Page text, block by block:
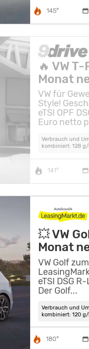
145°
🔥 VW
Monat
VW für
Style!
eTSI OPF
Euro netto
Verbrauch und
kombiniert: 128 g/
141°
💥 VW
Monat
VW Golf
eTSI DSG
Der Golf...
Verbrauch und
kombiniert: 120 g/
180°